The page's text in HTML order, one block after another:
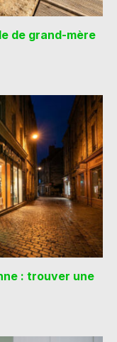
de grand-mère
: trouver une